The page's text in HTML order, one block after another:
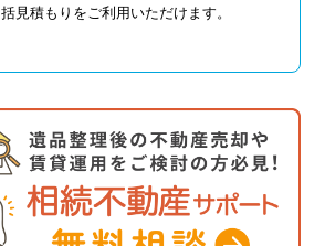
括見積もりをご利用いただけます。